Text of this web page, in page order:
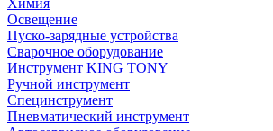
Химия
Освещение
Пуско-зарядные устройства
Сварочное оборудование
Инструмент KING TONY
Ручной инструмент
Специнструмент
Пневматический инструмент